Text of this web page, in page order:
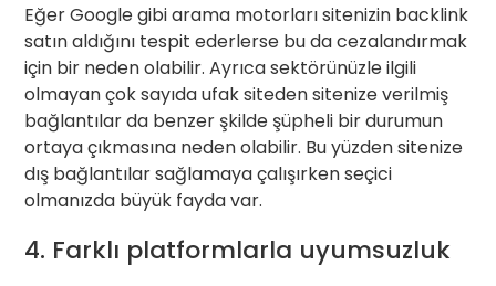
Eğer Google gibi arama motorları sitenizin backlink
satın aldığını tespit ederlerse bu da cezalandırmak
için bir neden olabilir. Ayrıca sektörünüzle ilgili
olmayan çok sayıda ufak siteden sitenize verilmiş
bağlantılar da benzer şkilde şüpheli bir durumun
ortaya çıkmasına neden olabilir. Bu yüzden sitenize
dış bağlantılar sağlamaya çalışırken seçici
olmanızda büyük fayda var.
4. Farklı platformlarla uyumsuzluk